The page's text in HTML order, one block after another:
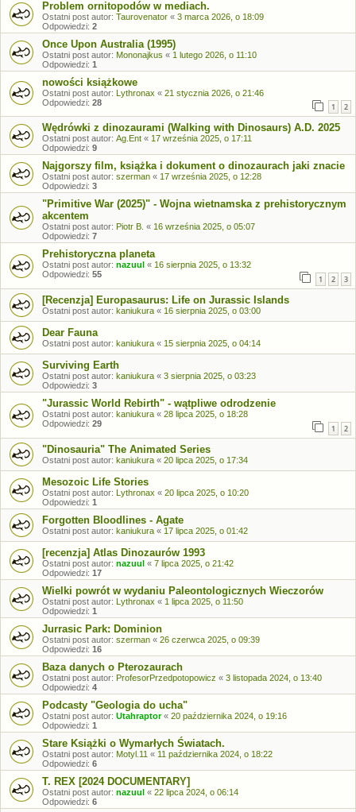
Problem ornitopodów w mediach.
Ostatni post autor: Taurovenator « 3 marca 2026, o 18:09
Odpowiedzi: 2
Once Upon Australia (1995)
Ostatni post autor: Mononajkus « 1 lutego 2026, o 11:10
Odpowiedzi: 1
nowości książkowe
Ostatni post autor: Lythronax « 21 stycznia 2026, o 21:46
Odpowiedzi: 28 1 2
Wędrówki z dinozaurami (Walking with Dinosaurs) A.D. 2025
Ostatni post autor: Ag.Ent « 17 września 2025, o 17:11
Odpowiedzi: 9
Najgorszy film, książka i dokument o dinozaurach jaki znacie
Ostatni post autor: szerman « 17 września 2025, o 12:28
Odpowiedzi: 3
"Primitive War (2025)" - Wojna wietnamska z prehistorycznym
akcentem
Ostatni post autor: Piotr B. « 16 września 2025, o 05:07
Odpowiedzi: 7
Prehistoryczna planeta
Ostatni post autor: nazuul « 16 sierpnia 2025, o 13:32
Odpowiedzi: 55 1 2 3
[Recenzja] Europasaurus: Life on Jurassic Islands
Ostatni post autor: kaniukura « 16 sierpnia 2025, o 03:00
Dear Fauna
Ostatni post autor: kaniukura « 15 sierpnia 2025, o 04:14
Surviving Earth
Ostatni post autor: kaniukura « 3 sierpnia 2025, o 03:23
Odpowiedzi: 3
"Jurassic World Rebirth" - wątpliwe odrodzenie
Ostatni post autor: kaniukura « 28 lipca 2025, o 18:28
Odpowiedzi: 29 1 2
"Dinosauria" The Animated Series
Ostatni post autor: kaniukura « 20 lipca 2025, o 17:34
Mesozoic Life Stories
Ostatni post autor: Lythronax « 20 lipca 2025, o 10:20
Odpowiedzi: 1
Forgotten Bloodlines - Agate
Ostatni post autor: kaniukura « 17 lipca 2025, o 01:42
[recenzja] Atlas Dinozaurów 1993
Ostatni post autor: nazuul « 7 lipca 2025, o 21:42
Odpowiedzi: 17
Wielki powrót w wydaniu Paleontologicznych Wieczorów
Ostatni post autor: Lythronax « 1 lipca 2025, o 11:50
Odpowiedzi: 1
Jurrasic Park: Dominion
Ostatni post autor: szerman « 26 czerwca 2025, o 09:39
Odpowiedzi: 16
Baza danych o Pterozaurach
Ostatni post autor: ProfesorPrzedpotopowicz « 3 listopada 2024, o 13:40
Odpowiedzi: 4
Podcasty "Geologia do ucha"
Ostatni post autor: Utahraptor« 20 października 2024, o 19:16
Odpowiedzi: 1
Stare Książki o Wymarłych Światach.
Ostatni post autor: Motyl.11 « 11 października 2024, o 18:22
Odpowiedzi: 6
T. REX [2024 DOCUMENTARY]
Ostatni post autor: nazuul « 22 lipca 2024, o 06:14
Odpowiedzi: 6